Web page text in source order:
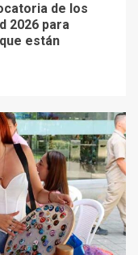
de los
2026 para
están